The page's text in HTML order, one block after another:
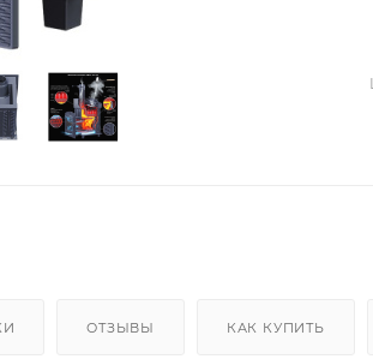
ОТЗЫВЫ КАК КУПИТЬ